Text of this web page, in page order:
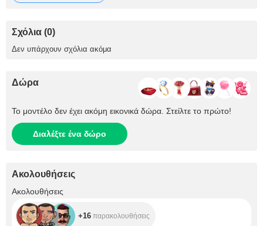
Σχόλια (0)
Δεν υπάρχουν σχόλια ακόμα
Δώρα
Το μοντέλο δεν έχει ακόμη εικονικά δώρα. Στείλτε το πρώτο!
Διαλέξτε ένα δώρο
Ακολουθήσεις
Ακολουθήσεις
+16 παρακολουθήσεις